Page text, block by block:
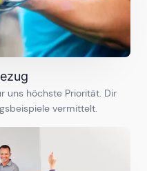
uns höchste Priorität. Dir
vermittelt.